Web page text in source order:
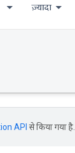
ज़्यादा
API से किया गया है.